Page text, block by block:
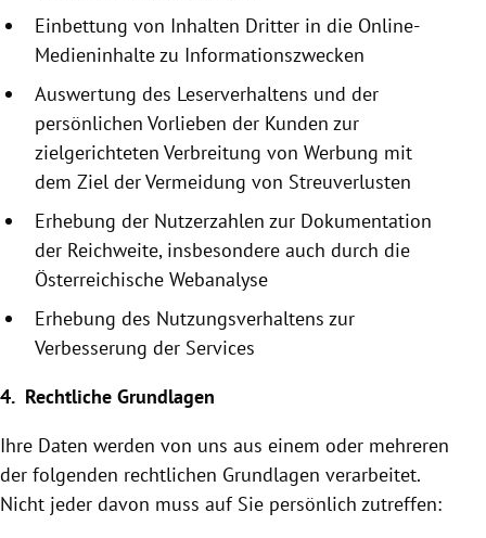
Einbettung von Inhalten Dritter in die Online-
Medieninhalte zu Informationszwecken
Auswertung des Leserverhaltens und der
persönlichen Vorlieben der Kunden zur
zielgerichteten Verbreitung von Werbung mit
dem Ziel der Vermeidung von Streuverlusten
Erhebung der Nutzerzahlen zur Dokumentation
der Reichweite, insbesondere auch durch die
Österreichische Webanalyse
Erhebung des Nutzungsverhaltens zur
Verbesserung der Services
4. Rechtliche Grundlagen
Ihre Daten werden von uns aus einem oder mehreren
der folgenden rechtlichen Grundlagen verarbeitet.
Nicht jeder davon muss auf Sie persönlich zutreffen: